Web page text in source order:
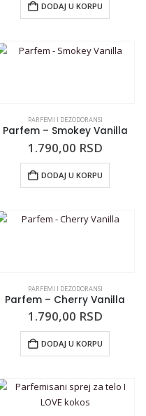
DODAJ U KORPU
PARFEMI I DEZODORANSI
Parfem – Smokey Vanilla
1.790,00 RSD
DODAJ U KORPU
PARFEMI I DEZODORANSI
Parfem – Cherry Vanilla
1.790,00 RSD
DODAJ U KORPU